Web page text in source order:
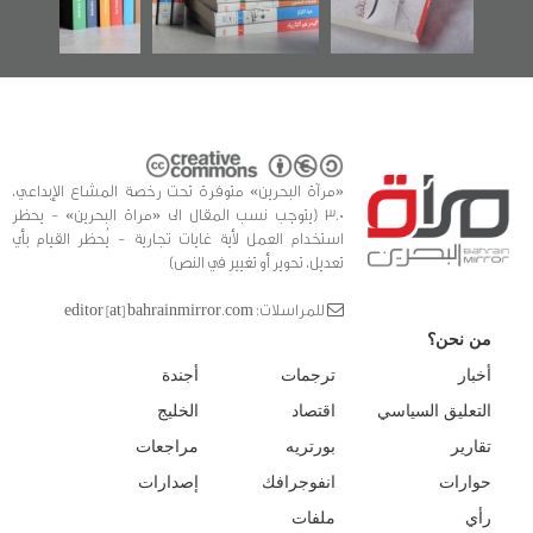
للدراسات والتوثيق
«مرآة البحرين» متوفرة تحت رخصة المشاع الإبداعي،
3.0 (يتوجب نسب المقال الى «مراة البحرين» - يحظر
استخدام العمل لأية غايات تجارية - يُحظر القيام بأي
تعديل، تحوير أو تغيير في النص)
للمراسلات: editor [at] bahrainmirror.com
من نحن؟
أخبار
التعليق السياسي
تقارير
حوارات
رأي
ترجمات
اقتصاد
بورتريه
انفوجرافك
ملفات
أجندة
الخليج
مراجعات
إصدارات